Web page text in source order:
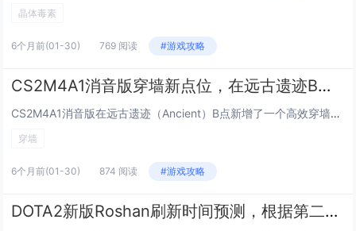
晶体毒素
6个月前(01-30) 769 阅读 #游戏攻略
CS2M4A1消音版穿墙新点位，在远古遗迹B点穿透木箱击杀死角的参数
CS2M4A1消音版在远古遗迹（Ancient）B点新增了一个高效穿墙击杀点位：玩家可利用B点木箱作为掩体，通过精准角度穿透木箱击中藏身于其后死角区域的敌人，该点位对穿墙参数要求较高，需调整准心高度约1/3箱高、水平偏移2–3个像素，并确保...
穿墙
6个月前(01-30) 874 阅读 #游戏攻略
DOTA2新版Roshan刷新时间预测，根据第二次死亡时间精确到秒的刷新公式